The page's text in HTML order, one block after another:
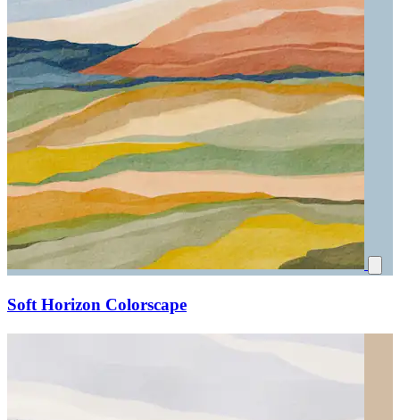
Soft Horizon Colorscape